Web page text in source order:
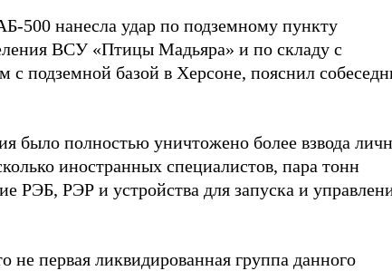
500 нанесла удар по подземному пункту
ВСУ «Птицы Мадьяра» и по складу с
с подземной базой в Херсоне, пояснил
было полностью уничтожено более взвода
иностранных специалистов, пара тонн
РЭБ, РЭР и устройства для запуска и
первая ликвидированная группа данного